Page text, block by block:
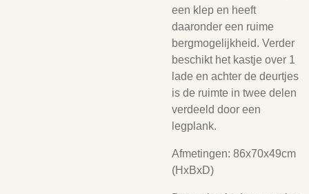
een klep en heeft
daaronder een ruime
bergmogelijkheid. Verder
beschikt het kastje over 1
lade en achter de deurtjes
is de ruimte in twee delen
verdeeld door een
legplank.
Afmetingen: 86x70x49cm
(HxBxD)